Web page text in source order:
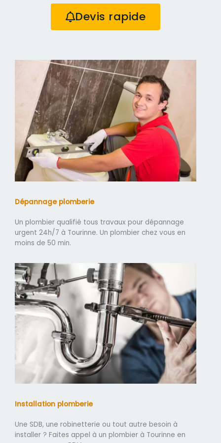
Devis rapide
Dépannage plomberie
Un plombier qualifié tous travaux pour dépannage
urgent 24h/7 à Tourinne. Un plombier chez vous en
moins de 50 min.
Installation plomberie
Une SDB, une robinetterie ou tout autre besoin à
installer ? Faites appel à un plombier à Tourinne en